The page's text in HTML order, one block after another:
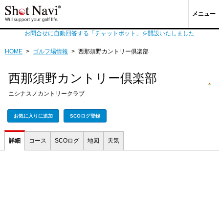
メニュー
お問合せに自動回答する「チャットボット」を開設いたしました
HOME > ゴルフ場情報 > 西那須野カントリー倶楽部
西那須野カントリー倶楽部
ニシナスノカントリークラブ
お気に入りに追加 SCOログ登録
詳細 コース SCOログ 地図 天気